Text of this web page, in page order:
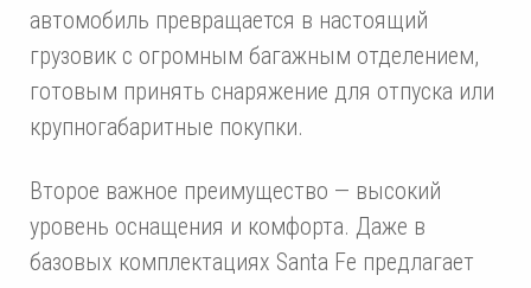
автомобиль превращается в настоящий
грузовик с огромным багажным отделением,
готовым принять снаряжение для отпуска или
крупногабаритные покупки.
Второе важное преимущество — высокий
уровень оснащения и комфорта. Даже в
базовых комплектациях Santa Fe предлагает